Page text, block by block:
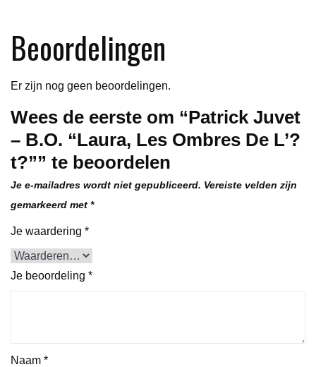
L'?
t?"
Beoordelingen
Er zijn nog geen beoordelingen.
Wees de eerste om “Patrick Juvet
– B.O. “Laura, Les Ombres De L’?
t?”” te beoordelen
Je e-mailadres wordt niet gepubliceerd. Vereiste velden zijn
gemarkeerd met *
Je waardering *
Je beoordeling *
Naam *